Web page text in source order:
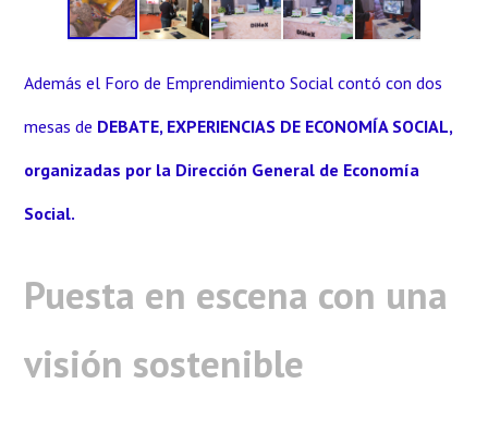
Además el Foro de Emprendimiento Social contó con dos
mesas de DEBATE, EXPERIENCIAS DE ECONOMÍA SOCIAL,
organizadas por la Dirección General de Economía
Social.
Puesta en escena con una
visión sostenible